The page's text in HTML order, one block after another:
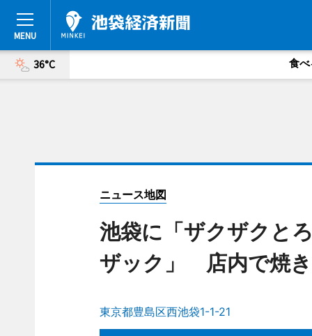
36°C 食べ
ニュース地図
池袋に「ザクザクと
ザック」 店内で焼
東京都豊島区西池袋1-1-21